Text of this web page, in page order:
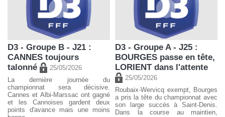
D3 - Groupe B - J21 :
CANNES toujours
talonné
25/05/2026
La dernière journée du
championnat sera décisive.
Cannes et Albi-Marssac ont gagné
et les Cannoises gardent deux
points d'avance mais une moins
D3 - Groupe A - J25 :
BOURGES passe en tête,
LORIENT dans l'attente
25/05/2026
Roubaix-Wervicq exempt, Bourges
a pris la tête du championnat avec
son large succès à Saint-Denis.
Dans la course au maintien,